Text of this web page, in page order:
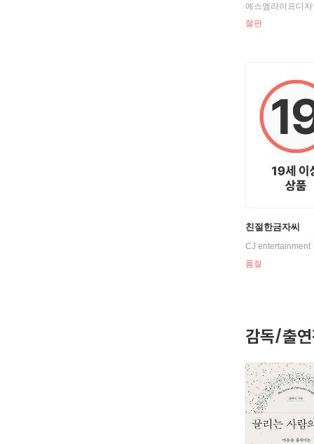
에스엠라이프디
절판
친절한금자씨
CJ entertainment
품절
감독/출